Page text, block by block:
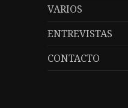
VARIOS
ENTREVISTAS
CONTACTO